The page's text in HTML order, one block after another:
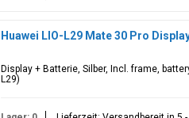
Huawei LIO-L29 Mate 30 Pro
Display + Batterie, Silber, Incl. frame,
L29)